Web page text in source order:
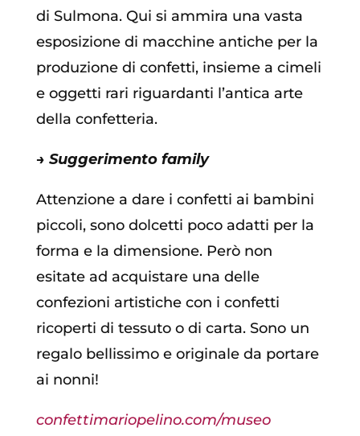
di Sulmona. Qui si ammira una vasta
esposizione di macchine antiche per la
produzione di confetti, insieme a cimeli
e oggetti rari riguardanti l’antica arte
della confetteria.
→ Suggerimento family
Attenzione a dare i confetti ai bambini
piccoli, sono dolcetti poco adatti per la
forma e la dimensione. Però non
esitate ad acquistare una delle
confezioni artistiche con i confetti
ricoperti di tessuto o di carta. Sono un
regalo bellissimo e originale da portare
ai nonni!
confettimariopelino.com/museo